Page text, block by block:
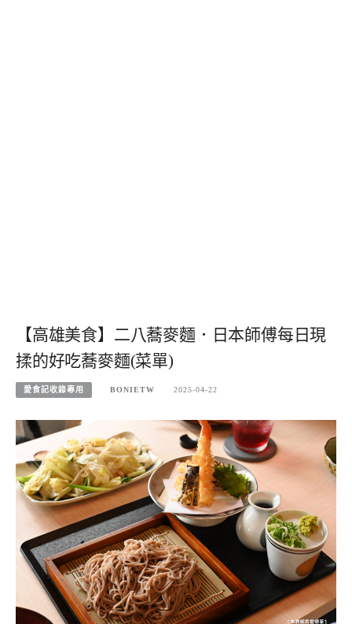
【高雄美食】二八蕎麥麵．日本師傅每日現
揉的好吃蕎麥麵(菜單)
愛食記收錄專用 BONIETW 2025-04-22